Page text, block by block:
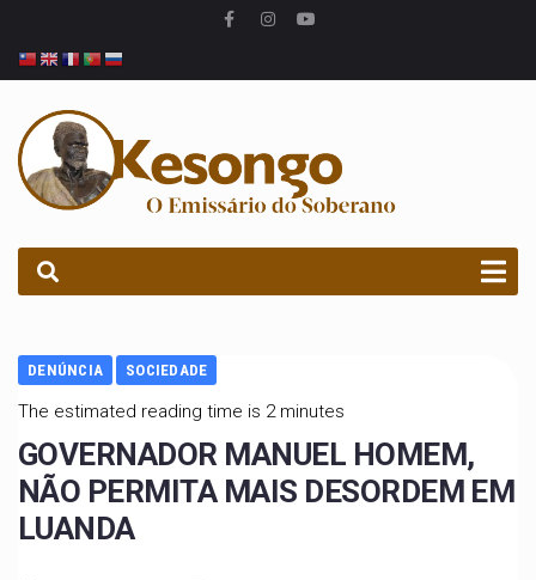
DENÚNCIA SOCIEDADE
The estimated reading time is 2 minutes
GOVERNADOR MANUEL HOMEM,
NÃO PERMITA MAIS DESORDEM EM
LUANDA
PROCURAR